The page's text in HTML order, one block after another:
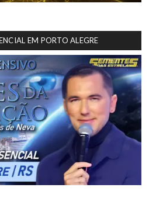
EM PORTO ALEGRE